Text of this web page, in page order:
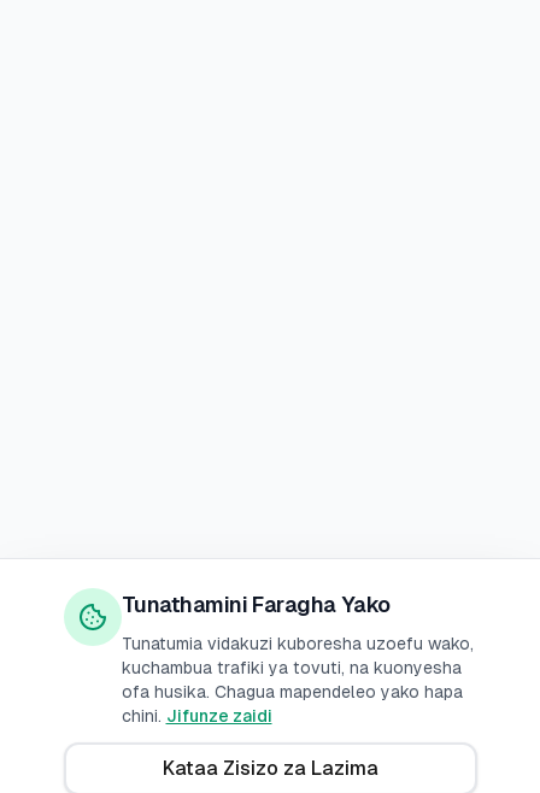
Tunathamini Faragha Yako
Tunatumia vidakuzi kuboresha uzoefu wako,
kuchambua trafiki ya tovuti, na kuonyesha
ofa husika. Chagua mapendeleo yako hapa
chini. Jifunze zaidi
Kataa Zisizo za Lazima